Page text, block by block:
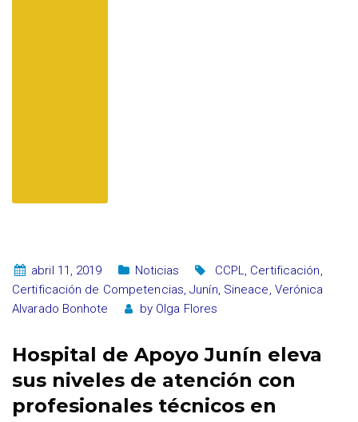
abril 11, 2019 Noticias CCPL, Certificación,
Certificación de Competencias,Junín, Sineace, Verónica
Alvarado Bonhote
by Olga Flores
Hospital de Apoyo Junín eleva
sus niveles de atención con
profesionales técnicos en